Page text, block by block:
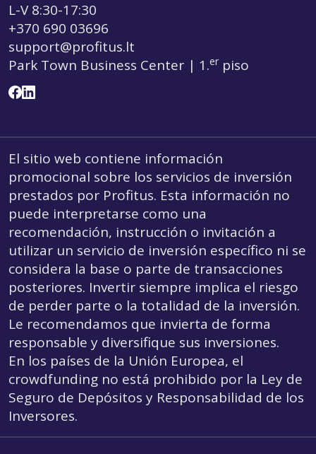
L-V 8:30-17:30
+370 690 03696
support@profitus.lt
Park Town Business Center | 1.erpiso
El sitio web contiene información
promocional sobre los servicios de inversión
prestados por Profitus. Esta información no
puede interpretarse como una
recomendación, instrucción o invitación a
utilizar un servicio de inversión específico ni se
considera la base o parte de transacciones
posteriores. Invertir siempre implica el riesgo
de perder parte o la totalidad de la inversión.
Le recomendamos que invierta de forma
responsable y diversifique sus inversiones.
En los países de la Unión Europea, el
crowdfunding no está prohibido por la Ley de
Seguro de Depósitos y Responsabilidad de los
Inversores.